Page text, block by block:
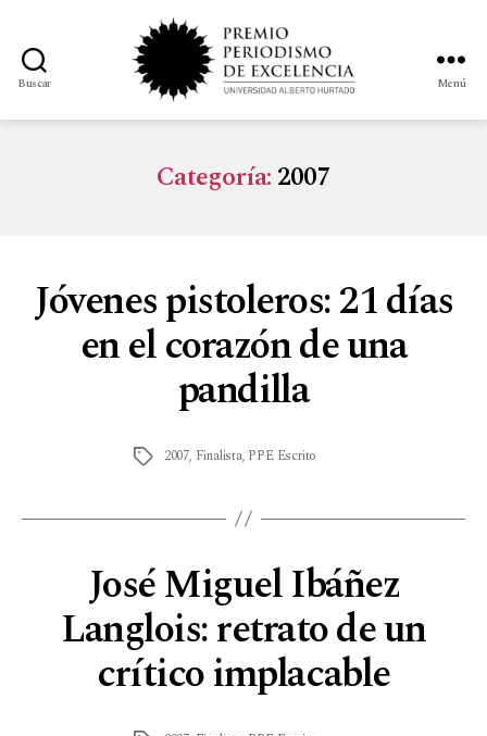
Buscar Menú
Categoría:2007
Jóvenes pistoleros: 21 días
en el corazón de una
pandilla
2007, Finalista, PPE Escrito
José Miguel Ibáñez
Langlois: retrato de un
crítico implacable